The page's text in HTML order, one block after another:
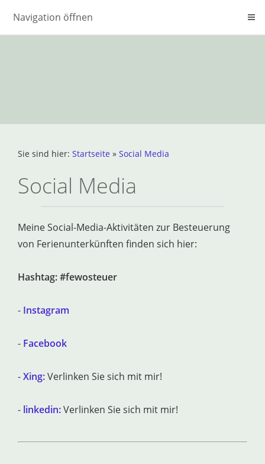
Navigation öffnen
Sie sind hier: Startseite » Social Media
Social Media
Meine Social-Media-Aktivitäten zur Besteuerung
von Ferienunterkünften finden sich hier:
Hashtag: #fewosteuer
- Instagram
- Facebook
-Xing:Verlinken Sie sich mit mir!
- linkedin:Verlinken Sie sich mit mir!